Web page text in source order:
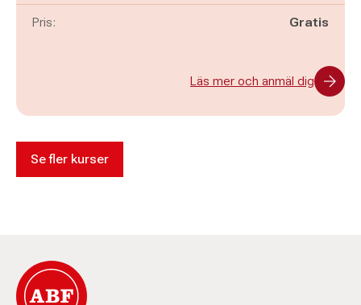
Pris: Gratis
Läs mer och anmäl dig
Se fler kurser